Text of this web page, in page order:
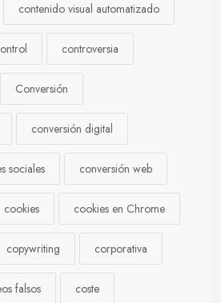
contenido visual automatizado
controversia
Conversión
conversión digital
sociales conversión web
cookies cookies en Chrome
copywriting corporativa
falsos coste